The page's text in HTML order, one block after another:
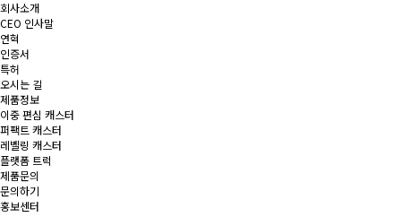
회사소개
CEO 인사말
연혁
인증서
특허
오시는 길
제품정보
이중 편심 캐스터
퍼팩트 캐스터
레벨링 캐스터
플랫폼 트럭
제품문의
문의하기
홍보센터